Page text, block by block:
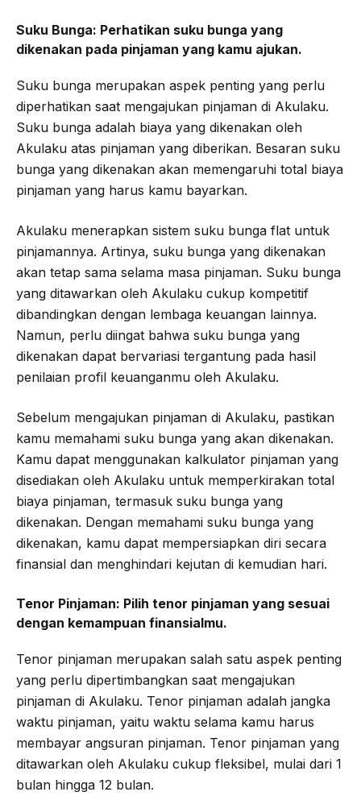
Suku Bunga: Perhatikan suku bunga yang
dikenakan pada pinjaman yang kamu ajukan.
Suku bunga merupakan aspek penting yang perlu
diperhatikan saat mengajukan pinjaman di Akulaku.
Suku bunga adalah biaya yang dikenakan oleh
Akulaku atas pinjaman yang diberikan. Besaran suku
bunga yang dikenakan akan memengaruhi total biaya
pinjaman yang harus kamu bayarkan.
Akulaku menerapkan sistem suku bunga flat untuk
pinjamannya. Artinya, suku bunga yang dikenakan
akan tetap sama selama masa pinjaman. Suku bunga
yang ditawarkan oleh Akulaku cukup kompetitif
dibandingkan dengan lembaga keuangan lainnya.
Namun, perlu diingat bahwa suku bunga yang
dikenakan dapat bervariasi tergantung pada hasil
penilaian profil keuanganmu oleh Akulaku.
Sebelum mengajukan pinjaman di Akulaku, pastikan
kamu memahami suku bunga yang akan dikenakan.
Kamu dapat menggunakan kalkulator pinjaman yang
disediakan oleh Akulaku untuk memperkirakan total
biaya pinjaman, termasuk suku bunga yang
dikenakan. Dengan memahami suku bunga yang
dikenakan, kamu dapat mempersiapkan diri secara
finansial dan menghindari kejutan di kemudian hari.
Tenor Pinjaman: Pilih tenor pinjaman yang sesuai
dengan kemampuan finansialmu.
Tenor pinjaman merupakan salah satu aspek penting
yang perlu dipertimbangkan saat mengajukan
pinjaman di Akulaku. Tenor pinjaman adalah jangka
waktu pinjaman, yaitu waktu selama kamu harus
membayar angsuran pinjaman. Tenor pinjaman yang
ditawarkan oleh Akulaku cukup fleksibel, mulai dari 1
bulan hingga 12 bulan.